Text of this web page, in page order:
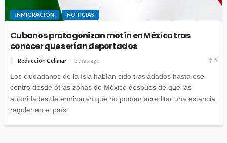
INMIGRACIÓN NOTICIAS
Cubanos protagonizan motín en México tras
conocer que serían deportados
Redacción Celimar 5 días ago 5
Los ciudadanos de la Isla habían sido trasladados hasta ese
centro desde otras zonas de México después de que las
autoridades determinaran que no podían acreditar una estancia
regular en el país